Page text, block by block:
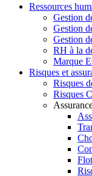
Ressources
Gestion
Gestion
Gestion
RH à la
Marque
Risques et
Risques
Risques